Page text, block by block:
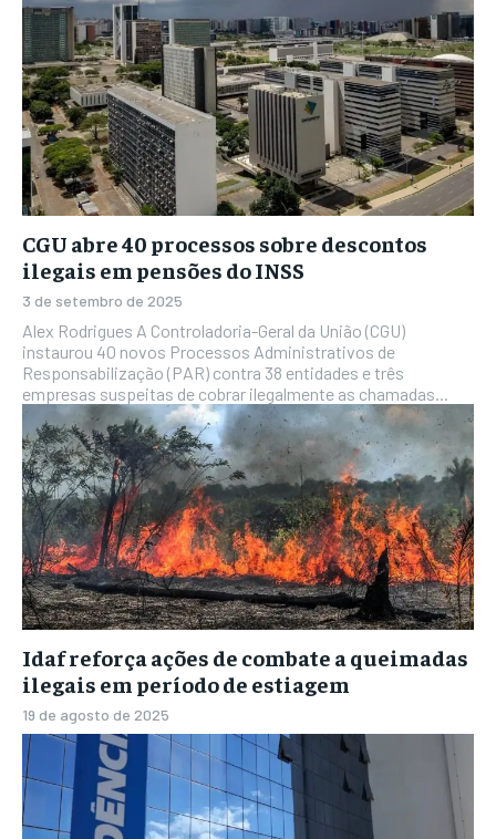
CGU abre 40 processos sobre descontos
ilegais em pensões do INSS
3 de setembro de 2025
Alex Rodrigues A Controladoria-Geral da União (CGU)
instaurou 40 novos Processos Administrativos de
Responsabilização (PAR) contra 38 entidades e três
empresas suspeitas de cobrar ilegalmente as chamadas...
Idaf reforça ações de combate a queimadas
ilegais em período de estiagem
19 de agosto de 2025